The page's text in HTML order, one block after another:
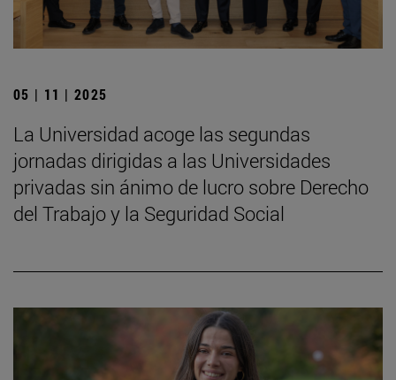
05 | 11 | 2025
La Universidad acoge las segundas
jornadas dirigidas a las Universidades
privadas sin ánimo de lucro sobre Derecho
del Trabajo y la Seguridad Social